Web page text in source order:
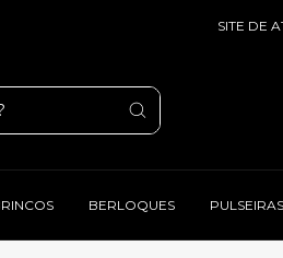
SITE DE
BERLOQUES PULSEIRAS